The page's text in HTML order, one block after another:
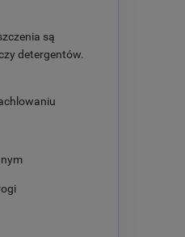
są
detergentów.